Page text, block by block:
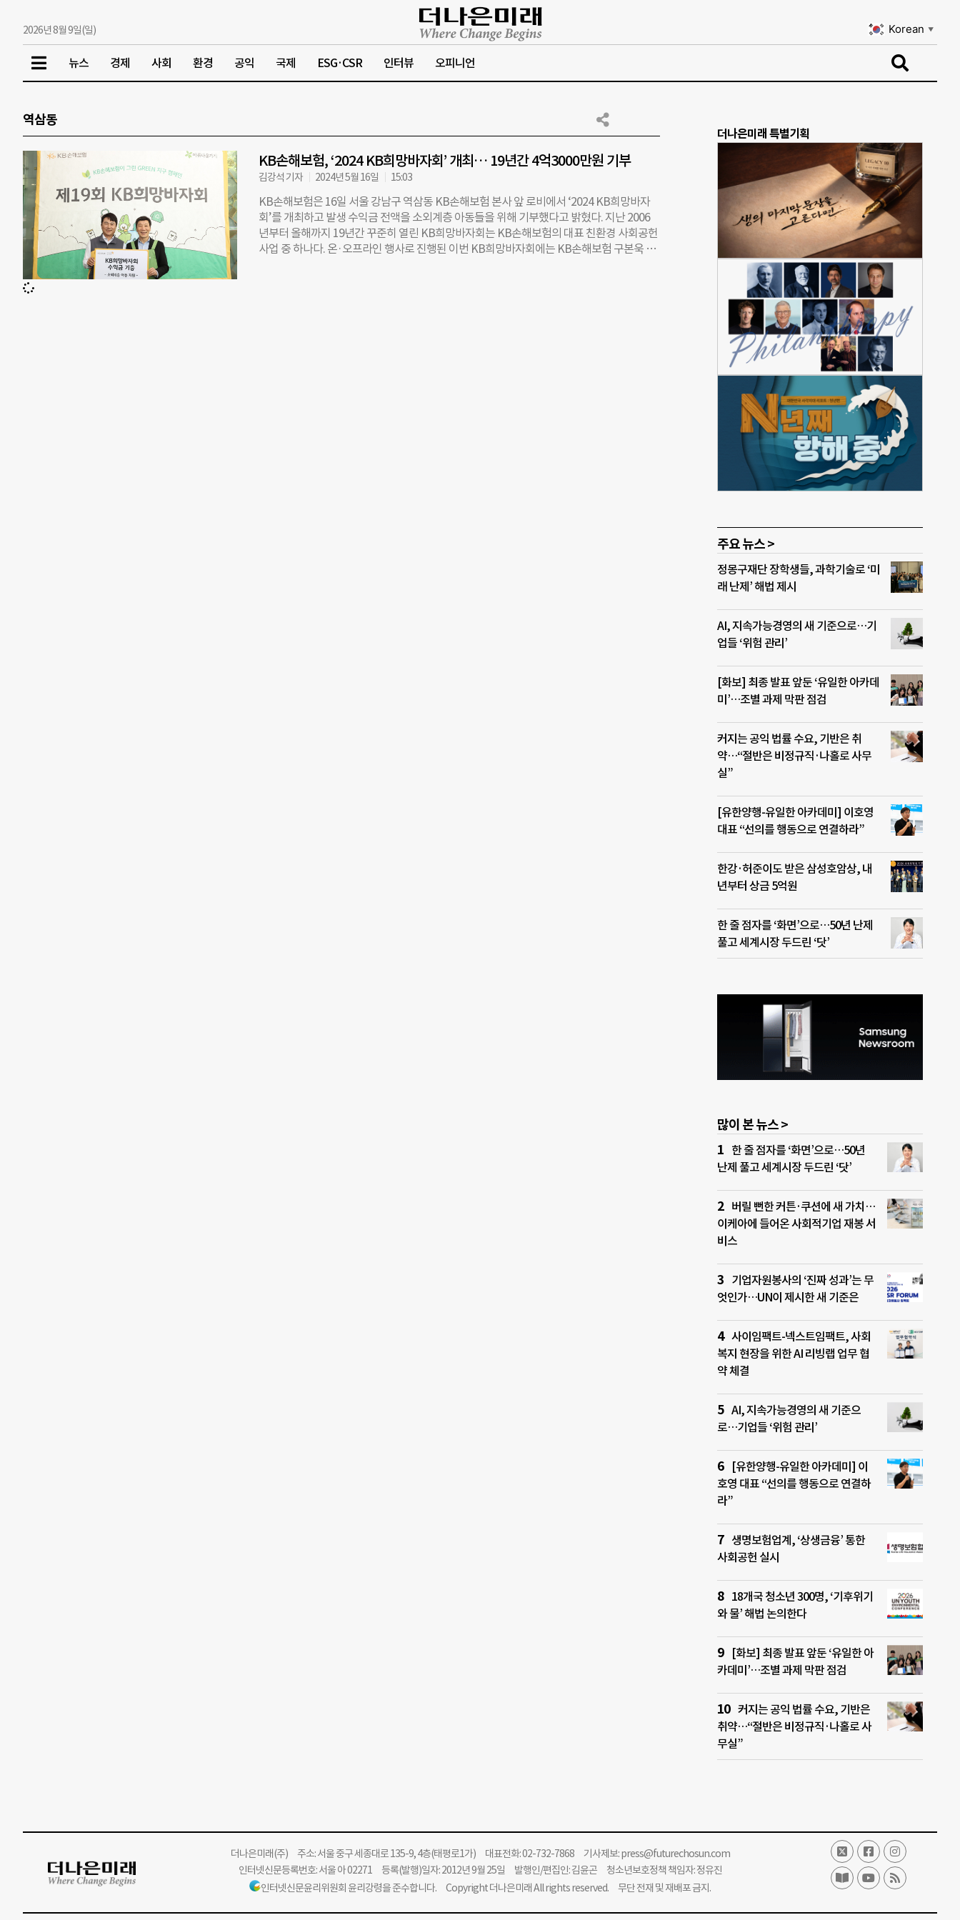
2026년 8월 9일(일) Korean ▼
뉴스 경제 사회 환경 공익 국제 ESG·CSR 인터뷰 오피니언
역삼동
KB손해보험, ‘2024 KB희망바자회’ 개최… 19년간 4억3000만원 기부
김강석 기자 2024년 5월 16일 15:03
KB손해보험은 16일 서울 강남구 역삼동 KB손해보험 본사 앞 로비에서 ‘2024 KB희망바자
회’를 개최하고 발생 수익금 전액을 소외계층 아동들을 위해 기부했다고 밝혔다. 지난 2006
년부터 올해까지 19년간 꾸준히 열린 KB희망바자회는 KB손해보험의 대표 친환경 사회공헌
사업 중 하나다. 온·오프라인 행사로 진행된 이번 KB희망바자회에는 KB손해보험 구본욱 사
더나은미래 특별기획
주요 뉴스 >
정몽구재단 장학생들, 과학기술로 ‘미
래 난제’ 해법 제시
AI, 지속가능경영의 새 기준으로…기
업들 ‘위험 관리’
[화보] 최종 발표 앞둔 ‘유일한 아카데
미’…조별 과제 막판 점검
커지는 공익 법률 수요, 기반은 취
약…“절반은 비정규직·나홀로 사무
실”
[유한양행-유일한 아카데미] 이호영
대표 “선의를 행동으로 연결하라”
한강·허준이도 받은 삼성호암상, 내
년부터 상금 5억원
한 줄 점자를 ‘화면’으로…50년 난제
풀고 세계시장 두드린 ‘닷’
많이 본 뉴스 >
한 줄 점자를 ‘화면’으로…50년
난제 풀고 세계시장 두드린 ‘닷’
버릴 뻔한 커튼·쿠션에 새 가치…
이케아에 들어온 사회적기업 재봉 서
비스
기업자원봉사의 ‘진짜 성과’는 무
엇인가…UN이 제시한 새 기준은
사이임팩트-넥스트임팩트, 사회
복지 현장을 위한 AI 리빙랩 업무 협
약 체결
AI, 지속가능경영의 새 기준으
로…기업들 ‘위험 관리’
[유한양행-유일한 아카데미] 이
호영 대표 “선의를 행동으로 연결하
라”
생명보험업계, ‘상생금융’ 통한
사회공헌 실시
18개국 청소년 300명, ‘기후위기
와 물’ 해법 논의한다
[화보] 최종 발표 앞둔 ‘유일한 아
카데미’…조별 과제 막판 점검
커지는 공익 법률 수요, 기반은
취약…“절반은 비정규직·나홀로 사
무실”
더나은미래(주)주소: 서울 중구 세종대로 135-9, 4층(태평로1가) 대표전화: 02-732-7868 기사제보:press@futurechosun.com
인터넷신문등록번호: 서울 아 02271 등록(발행)일자: 2012년 9월 25일 발행인/편집인: 김윤곤 청소년보호정책 책임자: 정유진
인터넷신문윤리위원회 윤리강령을 준수합니다. Copyright 더나은미래 All rights reserved. 무단 전재 및 재배포 금지.